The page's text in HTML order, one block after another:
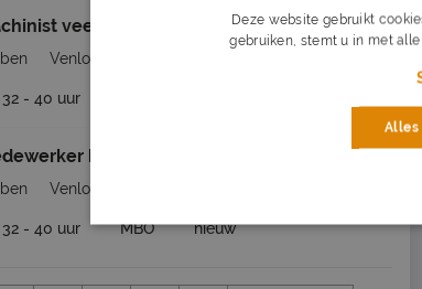
veegmachine Venlo
Venlo
32 - 40 uur
bosbeheer omgeving Venlo
Venlo
32 - 40 uur MBO nieuw
Deze website gebruikt
gebruiken, stemt u in met
Alles